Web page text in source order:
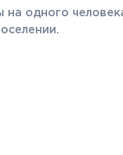
на одного